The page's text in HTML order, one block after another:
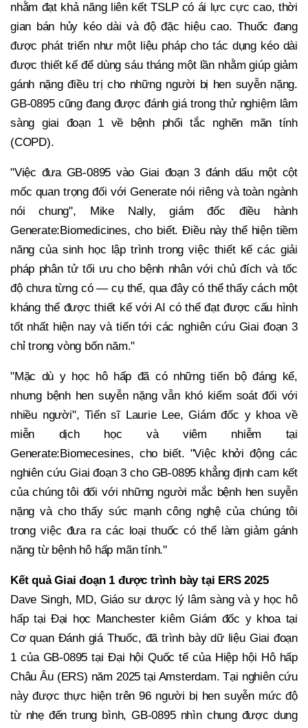
nhằm đạt khả năng liên kết TSLP có ái lực cực cao, thời
gian bán hủy kéo dài và độ đặc hiệu cao. Thuốc đang
được phát triển như một liệu pháp cho tác dụng kéo dài
được thiết kế để dùng sáu tháng một lần nhằm giúp giảm
gánh nặng điều trị cho những người bị hen suyễn nặng.
GB-0895 cũng đang được đánh giá trong thử nghiệm lâm
sàng giai đoạn 1 về bệnh phổi tắc nghẽn mãn tính
(COPD).
"Việc đưa GB-0895 vào Giai đoạn 3 đánh dấu một cột
mốc quan trọng đối với Generate nói riêng và toàn ngành
nói chung", Mike Nally, giám đốc điều hành
Generate:Biomedicines, cho biết. Điều này thể hiện tiềm
năng của sinh học lập trình trong việc thiết kế các giải
pháp phân tử tối ưu cho bệnh nhân với chủ đích và tốc
độ chưa từng có — cụ thể, qua đây có thể thấy cách một
kháng thể được thiết kế với AI có thể đạt được cấu hình
tốt nhất hiện nay và tiến tới các nghiên cứu Giai đoạn 3
chỉ trong vòng bốn năm."
"Mặc dù y học hô hấp đã có những tiến bộ đáng kể,
nhưng bệnh hen suyễn nặng vẫn khó kiểm soát đối với
nhiều người", Tiến sĩ Laurie Lee, Giám đốc y khoa về
miễn dịch học và viêm nhiễm tại
Generate:Biomecesines, cho biết. "Việc khởi động các
nghiên cứu Giai đoạn 3 cho GB-0895 khẳng định cam kết
của chúng tôi đối với những người mắc bệnh hen suyễn
nặng và cho thấy sức mạnh công nghệ của chúng tôi
trong việc đưa ra các loại thuốc có thể làm giảm gánh
nặng từ bệnh hô hấp mãn tính."
Kết quả Giai đoạn 1 được trình bày tại ERS 2025
Dave Singh, MD, Giáo sư dược lý lâm sàng và y học hô
hấp tại Đại học Manchester kiêm Giám đốc y khoa tại
Cơ quan Đánh giá Thuốc, đã trình bày dữ liệu Giai đoạn
1 của GB-0895 tại Đại hội Quốc tế của Hiệp hội Hô hấp
Châu Âu (ERS) năm 2025 tại Amsterdam. Tại nghiên cứu
này được thực hiện trên 96 người bị hen suyễn mức độ
từ nhẹ đến trung bình, GB-0895 nhìn chung được dung